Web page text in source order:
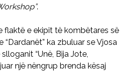
.
flaktë e ekipit të kombëtares së
ka zbuluar se Vjosa
“Unë, Bija Jote,
një nëngrup brenda kësaj